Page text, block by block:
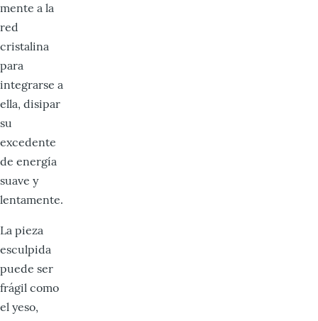
mente a la
red
cristalina
para
integrarse a
ella, disipar
su
excedente
de energía
suave y
lentamente.
La pieza
esculpida
puede ser
frágil como
el yeso,